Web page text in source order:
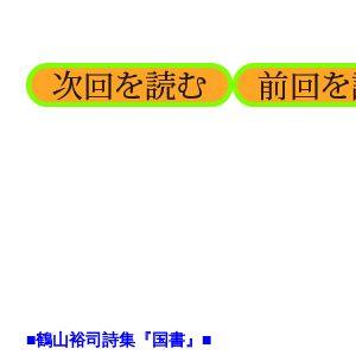
■鶴山裕司詩集『国書』■